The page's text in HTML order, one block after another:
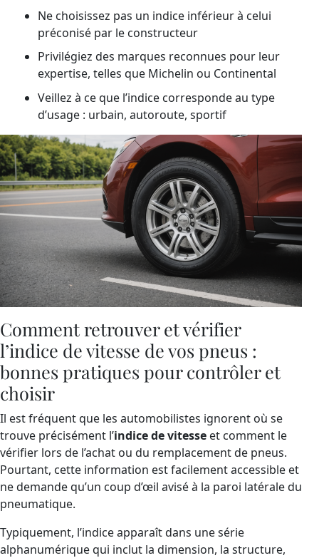
Ne choisissez pas un indice inférieur à celui
préconisé par le constructeur
Privilégiez des marques reconnues pour leur
expertise, telles que Michelin ou Continental
Veillez à ce que l’indice corresponde au type
d’usage : urbain, autoroute, sportif
Comment retrouver et vérifier
l’indice de vitesse de vos pneus :
bonnes pratiques pour contrôler et
choisir
Il est fréquent que les automobilistes ignorent où se
trouve précisément l’indice de vitesse et comment le
vérifier lors de l’achat ou du remplacement de pneus.
Pourtant, cette information est facilement accessible et
ne demande qu’un coup d’œil avisé à la paroi latérale du
pneumatique.
Typiquement, l’indice apparaît dans une série
alphanumérique qui inclut la dimension, la structure,